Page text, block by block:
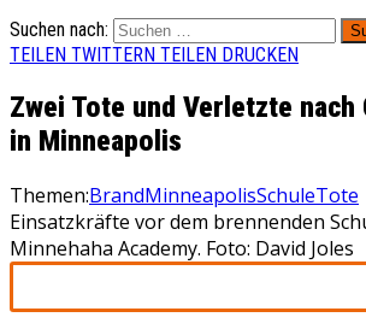
Suchen nach:
TEILEN TWITTERN TEILEN DRUCKEN
Zwei Tote und Verletzte nach
in Minneapolis
Themen:BrandMinneapolisSchuleTote
Einsatzkräfte vor dem brennenden
Minnehaha Academy. Foto: David Joles